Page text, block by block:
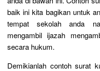
baik ini kita bagikan untuk
tempat sekolah anda
mengambil ijazah
secara hukum.
Demikianlah contoh surat